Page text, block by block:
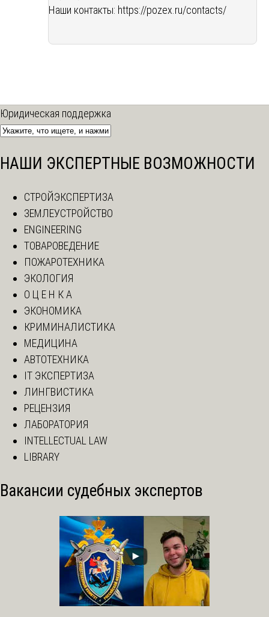
Наши контакты: https://pozex.ru/contacts/
Юридическая поддержка
НАШИ ЭКСПЕРТНЫЕ ВОЗМОЖНОСТИ
СТРОЙЭКСПЕРТИЗА
ЗЕМЛЕУСТРОЙСТВО
ENGINEERING
ТОВАРОВЕДЕНИЕ
ПОЖАРОТЕХНИКА
ЭКОЛОГИЯ
О Ц Е Н К А
ЭКОНОМИКА
КРИМИНАЛИСТИКА
МЕДИЦИНА
АВТОТЕХНИКА
IT ЭКСПЕРТИЗА
ЛИНГВИСТИКА
РЕЦЕНЗИЯ
ЛАБОРАТОРИЯ
INTELLECTUAL LAW
LIBRARY
Вакансии судебных экспертов